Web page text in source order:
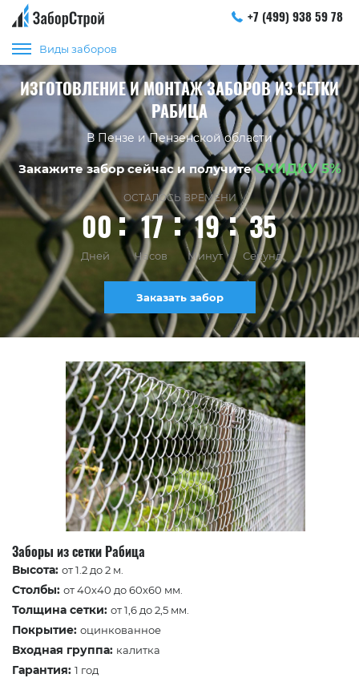
+7 (499) 938 59 78
Виды заборов
ИЗГОТОВЛЕНИЕ И МОНТАЖ ЗАБОРОВ ИЗ СЕТКИ
РАБИЦА
В Пензе и Пензенской области
Закажите забор сейчас и получитеСКИДКУ 5%
ОСТАЛОСЬ ВРЕМЕНИ
00 17 19 35
Дней Часов Минут Секунд
Заказать забор
Заборы из сетки Рабица
Высота: от 1.2 до 2 м.
Столбы: от 40х40 до 60х60 мм.
Толщина сетки: от 1,6 до 2,5 мм.
Покрытие: оцинкованное
Входная группа: калитка
Гарантия: 1 год